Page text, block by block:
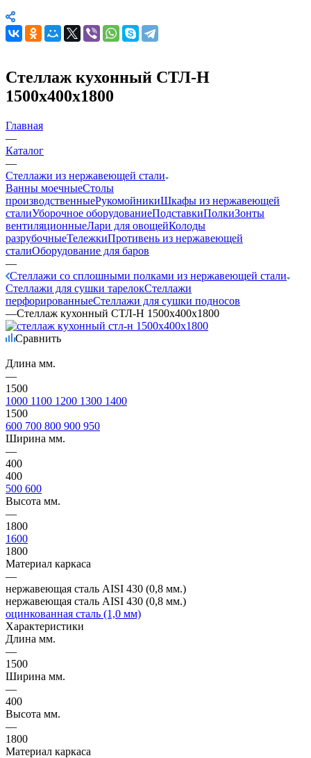
Стеллаж кухонный СТЛ-Н
1500х400х1800
Главная
—
Каталог
—
Стеллажи из нержавеющей стали
Ванны моечныеСтолы
производственныеРукомойникиШкафы из нержавеющей
сталиУборочное оборудованиеПодставкиПолкиЗонты
вентиляционныеЛари для овощейКолоды
разрубочныеТележкиПротивень из нержавеющей
сталиОборудование для баров
—
Стеллажи со сплошными полками из нержавеющей стали
Стеллажи для сушки тарелокСтеллажи
перфорированныеСтеллажи для сушки подносов
—Стеллаж кухонный СТЛ-Н 1500х400х1800
Сравнить
Длина мм.
—
1500
1000 1100 1200 1300 1400
1500
600 700 800 900 950
Ширина мм.
—
400
400
500 600
Высота мм.
—
1800
1600
1800
Материал каркаса
—
нержавеющая сталь AISI 430 (0,8 мм.)
нержавеющая сталь AISI 430 (0,8 мм.)
оцинкованная сталь (1,0 мм)
Характеристики
Длина мм.
—
1500
Ширина мм.
—
400
Высота мм.
—
1800
Материал каркаса